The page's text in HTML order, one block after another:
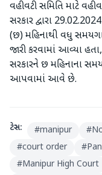
વહીવટી સમિતિ માટે
સરકાર દ્વારા
(છ) મહિનાથી વધુ
જારી કરવામાં આવ્યા
સરકારને છ મહિનાના
આપવામાં આવે છે.
ટેગ્સ: #manipur #
#court order #
#Manipur High Court